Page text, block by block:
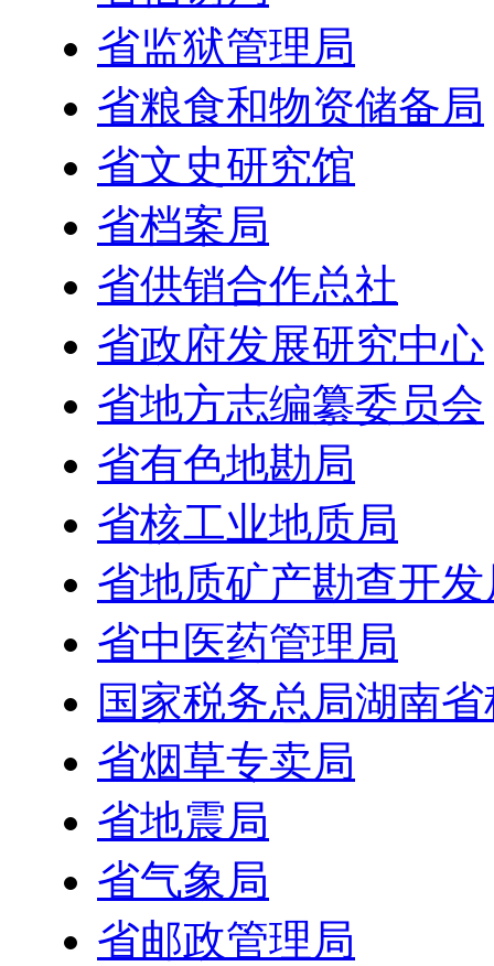
省监狱管理局
省粮食和物资储备局
省文史研究馆
省档案局
省供销合作总社
省政府发展研究中心
省地方志编纂委员会
省有色地勘局
省核工业地质局
省地质矿产勘查开发
省中医药管理局
国家税务总局湖南
省烟草专卖局
省地震局
省气象局
省邮政管理局